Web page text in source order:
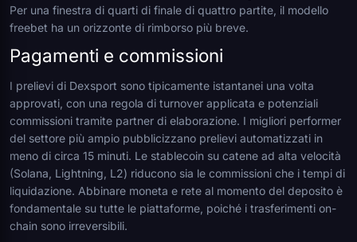
Per una finestra di quarti di finale di quattro partite, il modello
freebet ha un orizzonte di rimborso più breve.
Pagamenti e commissioni
I prelievi di Dexsport sono tipicamente istantanei una volta
approvati, con una regola di turnover applicata e potenziali
commissioni tramite partner di elaborazione. I migliori performer
del settore più ampio pubblicizzano prelievi automatizzati in
meno di circa 15 minuti. Le stablecoin su catene ad alta velocità
(Solana, Lightning, L2) riducono sia le commissioni che i tempi di
liquidazione. Abbinare moneta e rete al momento del deposito è
fondamentale su tutte le piattaforme, poiché i trasferimenti on-
chain sono irreversibili.